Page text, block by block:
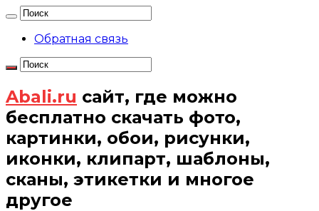
Обратная связь
Abali.ru сайт, где можно
бесплатно скачать фото,
картинки, обои, рисунки,
иконки, клипарт, шаблоны,
сканы, этикетки и многое
другое